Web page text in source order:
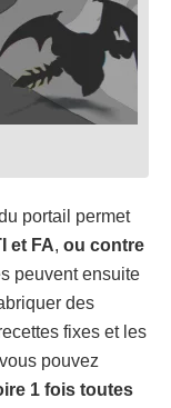
portail permet
et FA, ou contre
peuvent ensuite
des
fixes et les
pouvez
1 fois toutes